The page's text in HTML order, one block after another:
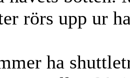
rörs upp ur
ha